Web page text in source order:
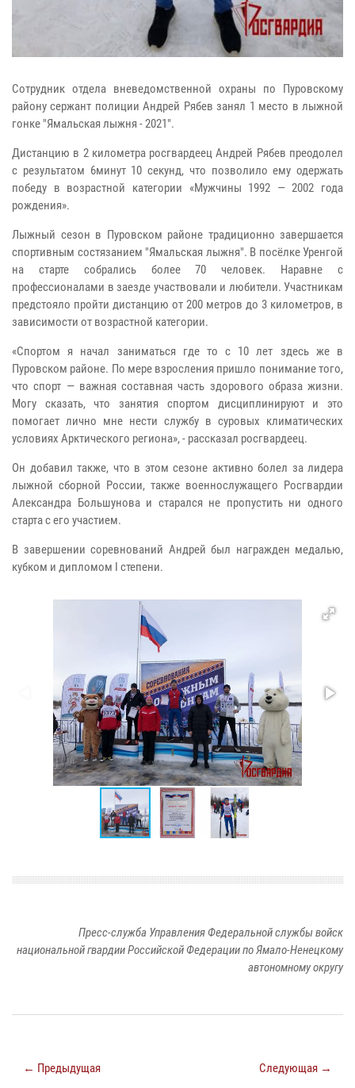
Сотрудник отдела вневедомственной охраны по Пуровскому
району сержант полиции Андрей Рябев занял 1 место в лыжной
гонке "Ямальская лыжня - 2021".
Дистанцию в 2 километра росгвардеец Андрей Рябев преодолел
с результатом 6минут 10 секунд, что позволило ему одержать
победу в возрастной категории «Мужчины 1992 — 2002 года
рождения».
Лыжный сезон в Пуровском районе традиционно завершается
спортивным состязанием "Ямальская лыжня". В посёлке Уренгой
на старте собрались более 70 человек. Наравне с
профессионалами в заезде участвовали и любители. Участникам
предстояло пройти дистанцию от 200 метров до 3 километров, в
зависимости от возрастной категории.
«Спортом я начал заниматься где то с 10 лет здесь же в
Пуровском районе. По мере взросления пришло понимание того,
что спорт — важная составная часть здорового образа жизни.
Могу сказать, что занятия спортом дисциплинируют и это
помогает лично мне нести службу в суровых климатических
условиях Арктического региона», - рассказал росгвардеец.
Он добавил также, что в этом сезоне активно болел за лидера
лыжной сборной России, также военнослужащего Росгвардии
Александра Большунова и старался не пропустить ни одного
старта с его участием.
В завершении соревнований Андрей был награжден медалью,
кубком и дипломом I степени.
Пресс-служба Управления Федеральной службы войск
национальной гвардии Российской Федерации по Ямало-Ненецкому
автономному округу
← Предыдущая Следующая →